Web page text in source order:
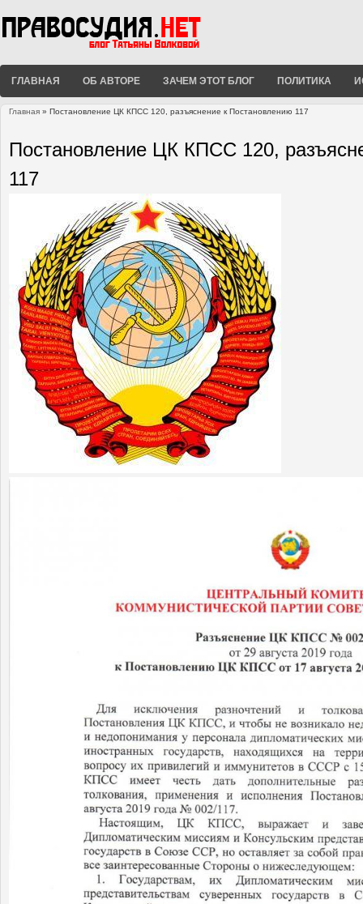
ГЛАВНАЯ ОБ АВТОРЕ ЗАЧЕМ ЭТОТ БЛОГ ПОЛИТИКА
Главная » Постановление ЦК КПСС 120, разъяснение к Постановлению 117
Постановление ЦК КПСС 120,
117